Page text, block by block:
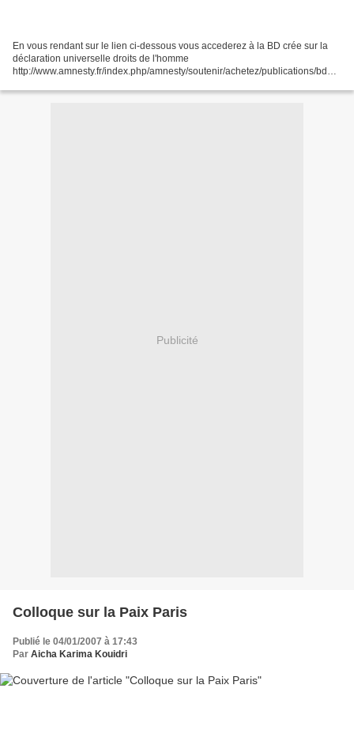
En vous rendant sur le lien ci-dessous vous accederez à la BD crée sur la
déclaration universelle droits de l'homme
http://www.amnesty.fr/index.php/amnesty/soutenir/achetez/publications/bd_la
Publicité
Colloque sur la Paix Paris
Publié le 04/01/2007 à 17:43
Par Aicha Karima Kouidri